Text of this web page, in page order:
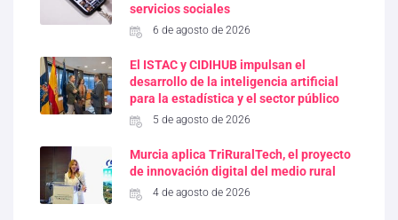
servicios sociales
6 de agosto de 2026
El ISTAC y CIDIHUB impulsan el
desarrollo de la inteligencia artificial
para la estadística y el sector público
5 de agosto de 2026
Murcia aplica TriRuralTech, el proyecto
de innovación digital del medio rural
4 de agosto de 2026